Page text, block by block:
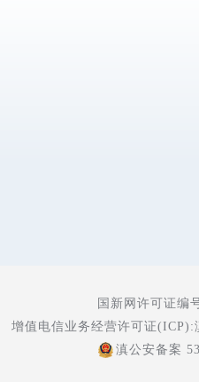
国新网许可证编
增值电信业务经营许可证(ICP):
滇公安备案